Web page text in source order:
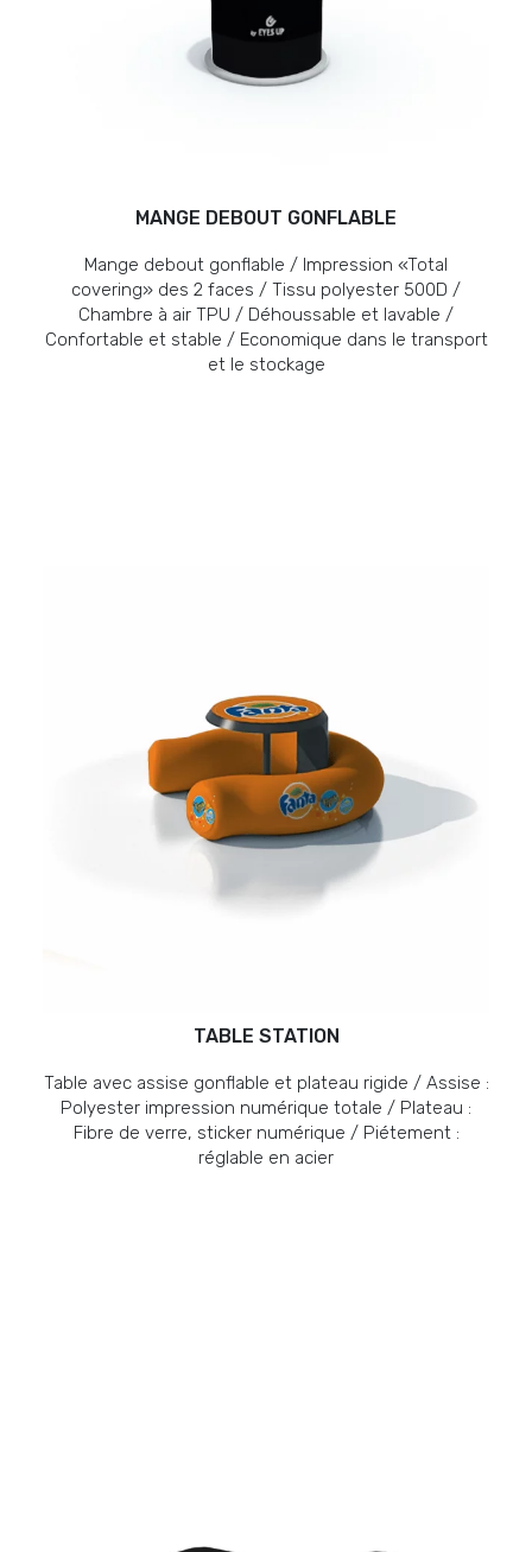
MANGE DEBOUT GONFLABLE
Mange debout gonflable / Impression «Total
covering» des 2 faces / Tissu polyester 500D /
Chambre à air TPU / Déhoussable et lavable /
Confortable et stable / Economique dans le transport
et le stockage
TABLE STATION
Table avec assise gonflable et plateau rigide / Assise :
Polyester impression numérique totale / Plateau :
Fibre de verre, sticker numérique / Piétement :
réglable en acier